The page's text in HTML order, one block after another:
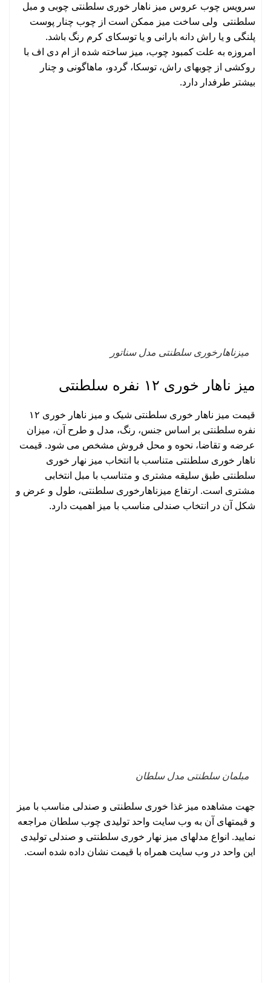
سرویس چوب عروس میز ناهار خوری سلطنتی چوبی و مبل
سلطنتی ولی ساخت میز ممکن است از چوب چنار پوست
پلنگی و یا راش دانه بارانی و یا توسکای کرم رنگ باشد.
امروزه به علت کمبود چوب، میز ساخته شده از ام دی اف با
روکشی از چوبهای راش، توسکا، گردو، ماهاگونی و چنار
بیشتر طرفدار دارد.
میزناهارخوری سلطنتی مدل سناتور
میز ناهار خوری ۱۲ نفره سلطنتی
قیمت میز ناهار خوری سلطنتی شیک و میز ناهار خوری ۱۲
نفره سلطنتی بر اساس جنس، رنگ، مدل و طرح آن، میزان
عرضه و تقاضا، نحوه و محل فروش مشخص می شود. قیمت
ناهار خوری سلطنتی متناسب با انتخاب میز نهار خوری
سلطنتی طبق سلیقه مشتری و متناسب با مبل انتخابی
مشتری است. ارتفاع میزناهارخوری سلطنتی، طول و عرض و
شکل آن در انتخاب صندلی مناسب با میز اهمیت دارد.
مبلمان سلطنتی مدل سلطان
جهت مشاهده میز غذا خوری سلطنتی و صندلی مناسب با میز
و قیمتهای آن به وب سایت واحد تولیدی چوب سلطان مراجعه
نمایید. انواع مدلهای میز نهار خوری سلطنتی و صندلی تولیدی
این واحد در وب سایت همراه با قیمت نشان داده شده است.